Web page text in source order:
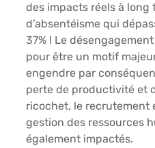
des impacts réels à long
d’absentéisme qui
37% ! Le
pour être un motif
engendre par
perte de productivité et
ricochet, le recrutement
gestion des ressources
également impactés.